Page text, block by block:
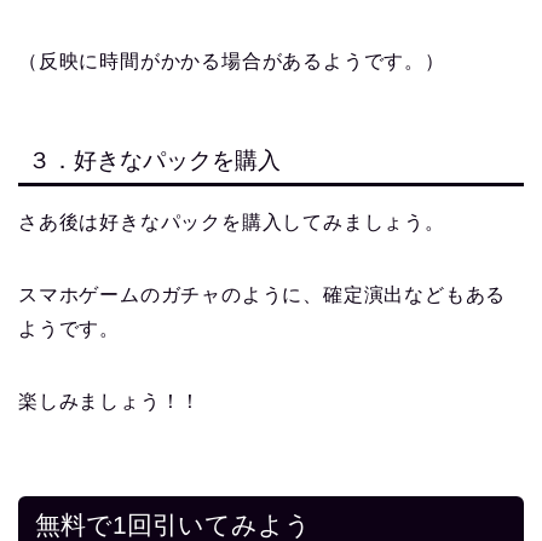
（反映に時間がかかる場合があるようです。）
３．好きなパックを購入
さあ後は好きなパックを購入してみましょう。
スマホゲームのガチャのように、確定演出などもある
ようです。
楽しみましょう！！
無料で1回引いてみよう